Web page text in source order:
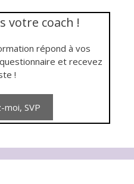
votre coach !
répond à vos
et recevez
!